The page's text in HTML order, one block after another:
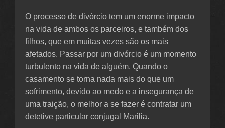
O processo de divórcio tem um enorme impacto
na vida de ambos os parceiros, e também dos
filhos, que em muitas vezes são os mais
afetados. Passar por um divórcio é um momento
turbulento na vida de alguém. Quando o
casamento se torna nada mais do que um
sofrimento, devido ao medo e a insegurança de
uma traição, o melhor a se fazer é contratar um
detetive particular conjugal Marilia.